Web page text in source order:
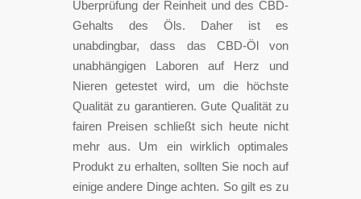
Überprüfung der Reinheit und des CBD-
Gehalts des Öls. Daher ist es
unabdingbar, dass das CBD-Öl von
unabhängigen Laboren auf Herz und
Nieren getestet wird, um die höchste
Qualität zu garantieren. Gute Qualität zu
fairen Preisen schließt sich heute nicht
mehr aus. Um ein wirklich optimales
Produkt zu erhalten, sollten Sie noch auf
einige andere Dinge achten. So gilt es zu